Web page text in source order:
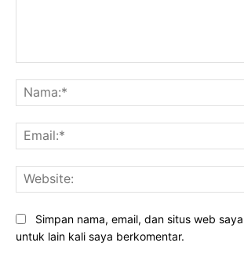
Simpan nama, email, dan situs web
untuk lain kali saya berkomentar.